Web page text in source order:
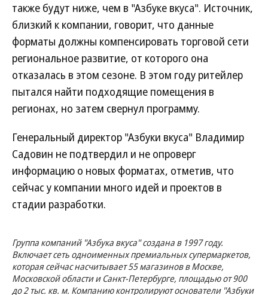
также будут ниже, чем в "Азбуке вкуса". Источник,
близкий к компании, говорит, что данные
форматы должны компенсировать торговой сети
региональное развитие, от которого она
отказалась в этом сезоне. В этом году ритейлер
пытался найти подходящие помещения в
регионах, но затем свернул программу.
Генеральный директор "Азбуки вкуса" Владимир
Садовин не подтвердил и не опроверг
информацию о новых форматах, отметив, что
сейчас у компании много идей и проектов в
стадии разработки.
Группа компаний "Азбука вкуса" создана в 1997 году.
Включает сеть одноименных премиальных супермаркетов,
которая сейчас насчитывает 55 магазинов в Москве,
Московской области и Санкт-Петербурге, площадью от 900
до 2 тыс. кв. м. Компанию контролируют основатели "Азбуки